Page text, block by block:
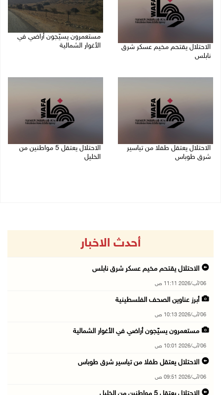
الاحتلال يقتحم مخيم عسكر شرق
نابلس
مستعمرون يسيّجون أراضي في
الأغوار الشمالية
الاحتلال يعتقل طفلا من تياسير
شرق طوباس
الاحتلال يعتقل 5 مواطنين من
الخليل
أحدث الاخبار
الاحتلال يقتحم مخيم عسكر شرق نابلس
06/آب/2026 11:11 ص
أبرز عناوين الصحف الفلسطينية
06/آب/2026 10:13 ص
مستعمرون يسيّجون أراضي في الأغوار الشمالية
06/آب/2026 10:01 ص
الاحتلال يعتقل طفلا من تياسير شرق طوباس
06/آب/2026 09:51 ص